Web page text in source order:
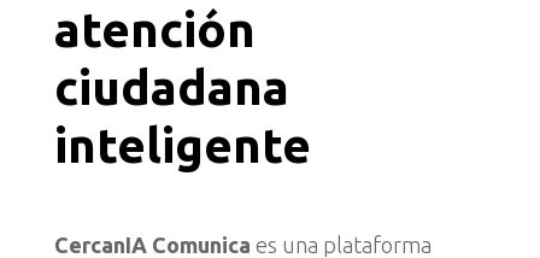
atención
ciudadana
inteligente
CercanIA Comunica es una plataforma